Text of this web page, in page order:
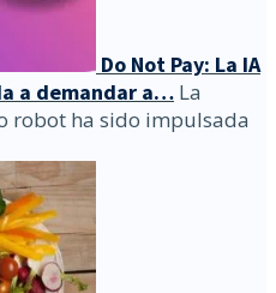
Do Not Pay: La IA
a demandar a… La
robot ha sido impulsada